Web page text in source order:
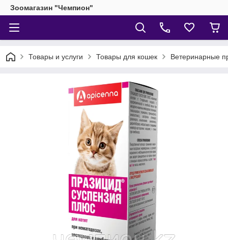
Зоомагазин "Чемпион"
Товары и услуги Товары для кошек Ветеринарные